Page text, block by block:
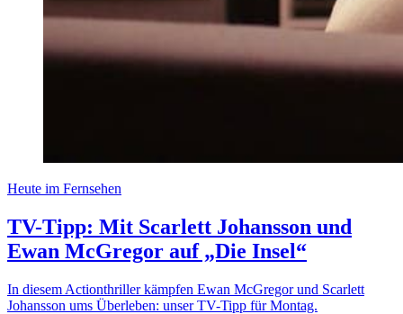
Heute im Fernsehen
TV-Tipp: Mit Scarlett Johansson und
Ewan McGregor auf „Die Insel“
In diesem Actionthriller kämpfen Ewan McGregor und Scarlett
Johansson ums Überleben: unser TV-Tipp für Montag.